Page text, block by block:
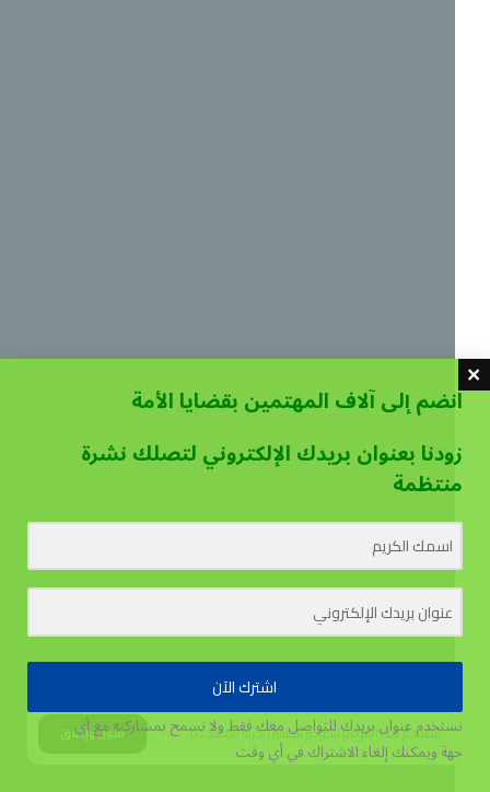
يستخدم هذا الموقع الكوكيز لتحسين تجربة المستخدم. قبول وإغلاق
انضم إلى آلاف المهتمين بقضايا الأمة
زودنا بعنوان بريدك الإلكتروني لتصلك نشرة
منتظمة
اشترك الآن
نستخدم عنوان بريدك للتواصل معك فقط ولا نسمح بمشاركته مع أي
جهةويمكنك إلغاء الاشتراك في أي وقت